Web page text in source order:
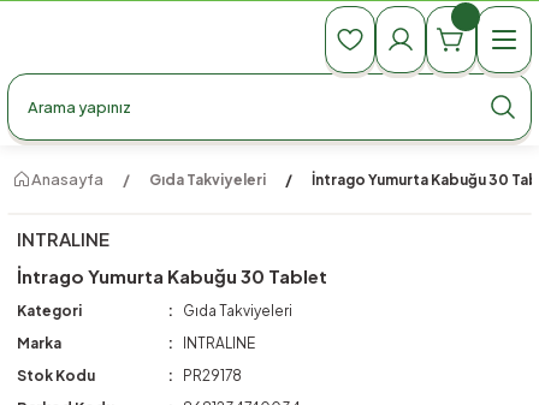
990 TL Üzeri Ücretsiz Kargo
990 TL Üzeri Ücretsiz Kargo
Anasayfa Gıda Takviyeleri İntrago Yumurta Kabuğu 30
INTRALINE
İntrago Yumurta Kabuğu 30 Tablet
Kategori
Gıda Takviyeleri
Marka
INTRALINE
Stok Kodu
PR29178